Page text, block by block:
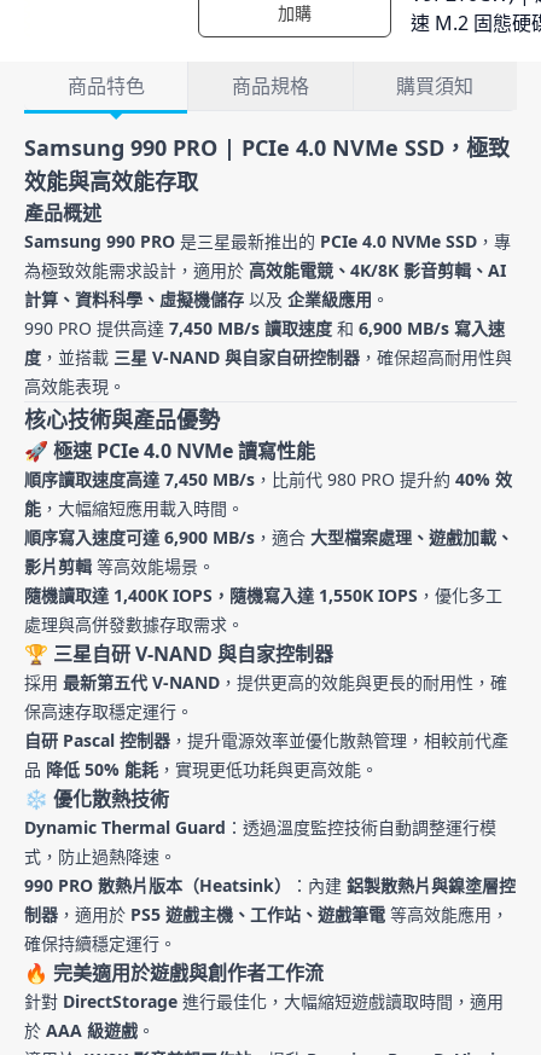
加購
產品詳情商品特色 商品規格 購買須知
商品特色
Samsung 990 PRO | PCIe 4.0 NVMe SSD，極致
效能與高效能存取
產品概述
Samsung 990 PRO 是三星最新推出的 PCIe 4.0 NVMe SSD ，專
為極致效能需求設計，適用於 高效能電競、4K/8K 影音剪輯、AI
計算、資料科學、虛擬機儲存 以及 企業級應用 。
990 PRO 提供高達 7,450 MB/s 讀取速度 和 6,900 MB/s 寫入速
度 ，並搭載 三星 V-NAND 與自家自研控制器 ，確保超高耐用性與
高效能表現。
核心技術與產品優勢
🚀 極速 PCIe 4.0 NVMe 讀寫性能
順序讀取速度高達 7,450 MB/s ，比前代 980 PRO 提升約 40% 效
能 ，大幅縮短應用載入時間。
順序寫入速度可達 6,900 MB/s ，適合 大型檔案處理、遊戲加載、
影片剪輯 等高效能場景。
隨機讀取達 1,400K IOPS，隨機寫入達 1,550K IOPS ，優化多工
處理與高併發數據存取需求。
🏆 三星自研 V-NAND 與自家控制器
採用 最新第五代 V-NAND ，提供更高的效能與更長的耐用性，確
保高速存取穩定運行。
自研 Pascal 控制器 ，提升電源效率並優化散熱管理，相較前代產
品 降低 50% 能耗 ，實現更低功耗與更高效能。
❄ 優化散熱技術
Dynamic Thermal Guard ：透過溫度監控技術自動調整運行模
式，防止過熱降速。
990 PRO 散熱片版本（Heatsink）
：內建 鋁製散熱片與鎳塗層控
制器 ，適用於 PS5 遊戲主機、工作站、遊戲筆電 等高效能應用，
確保持續穩定運行。
🔥 完美適用於遊戲與創作者工作流
針對 DirectStorage 進行最佳化，大幅縮短遊戲讀取時間，適用
於 AAA 級遊戲 。